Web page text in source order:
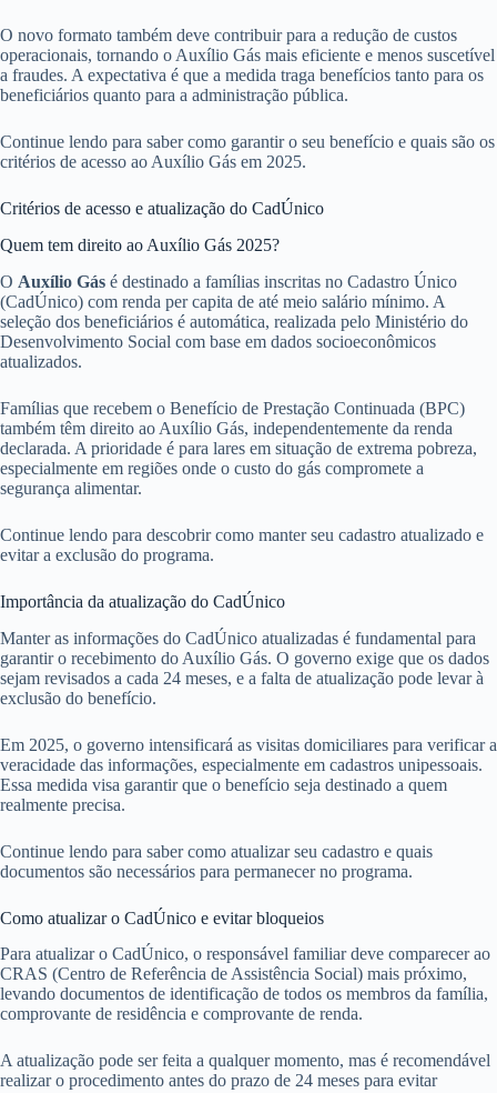
O novo formato também deve contribuir para a redução de custos
operacionais, tornando o Auxílio Gás mais eficiente e menos suscetível
a fraudes. A expectativa é que a medida traga benefícios tanto para os
beneficiários quanto para a administração pública.
Continue lendo para saber como garantir o seu benefício e quais são os
critérios de acesso ao Auxílio Gás em 2025.
Critérios de acesso e atualização do CadÚnico
Quem tem direito ao Auxílio Gás 2025?
O Auxílio Gás é destinado a famílias inscritas no Cadastro Único
(CadÚnico) com renda per capita de até meio salário mínimo. A
seleção dos beneficiários é automática, realizada pelo Ministério do
Desenvolvimento Social com base em dados socioeconômicos
atualizados.
Famílias que recebem o Benefício de Prestação Continuada (BPC)
também têm direito ao Auxílio Gás, independentemente da renda
declarada. A prioridade é para lares em situação de extrema pobreza,
especialmente em regiões onde o custo do gás compromete a
segurança alimentar.
Continue lendo para descobrir como manter seu cadastro atualizado e
evitar a exclusão do programa.
Importância da atualização do CadÚnico
Manter as informações do CadÚnico atualizadas é fundamental para
garantir o recebimento do Auxílio Gás. O governo exige que os dados
sejam revisados a cada 24 meses, e a falta de atualização pode levar à
exclusão do benefício.
Em 2025, o governo intensificará as visitas domiciliares para verificar a
veracidade das informações, especialmente em cadastros unipessoais.
Essa medida visa garantir que o benefício seja destinado a quem
realmente precisa.
Continue lendo para saber como atualizar seu cadastro e quais
documentos são necessários para permanecer no programa.
Como atualizar o CadÚnico e evitar bloqueios
Para atualizar o CadÚnico, o responsável familiar deve comparecer ao
CRAS (Centro de Referência de Assistência Social) mais próximo,
levando documentos de identificação de todos os membros da família,
comprovante de residência e comprovante de renda.
A atualização pode ser feita a qualquer momento, mas é recomendável
realizar o procedimento antes do prazo de 24 meses para evitar